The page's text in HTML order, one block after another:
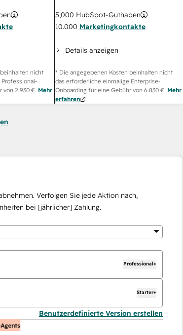
nicht
von 2.930 €. Mehr
5,000 HubSpot-Guthaben
10.000 Marketingkontakte
Details anzeigen
* Die angegebenen Kosten beinhalten nicht
das erforderliche einmalige Enterprise-
Onboarding für eine Gebühr von 6.830 €. Mehr
erfahren
Verfolgen Sie jede Aktion nach,
bei [jährlicher] Zahlung.
Professional+
Starter+
Benutzerdefinierte Version erstellen